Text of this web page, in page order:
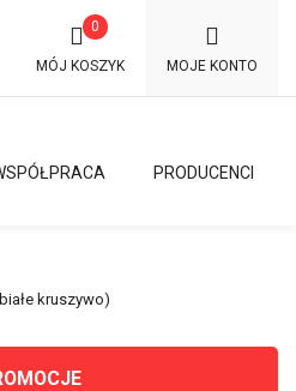
MÓJ KOSZYK
0
MOJE KONTO
PRODUCENCI
kruszywo)